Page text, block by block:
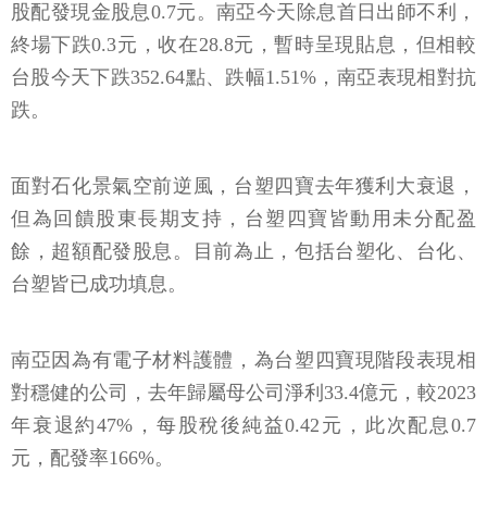
股配發現金股息0.7元。南亞今天除息首日出師不利，
終場下跌0.3元，收在28.8元，暫時呈現貼息，但相較
台股今天下跌352.64點、跌幅1.51%，南亞表現相對抗
跌。
面對石化景氣空前逆風，台塑四寶去年獲利大衰退，
但為回饋股東長期支持，台塑四寶皆動用未分配盈
餘，超額配發股息。目前為止，包括台塑化、台化、
台塑皆已成功填息。
南亞因為有電子材料護體，為台塑四寶現階段表現相
對穩健的公司，去年歸屬母公司淨利33.4億元，較2023
年衰退約47%，每股稅後純益0.42元，此次配息0.7
元，配發率166%。